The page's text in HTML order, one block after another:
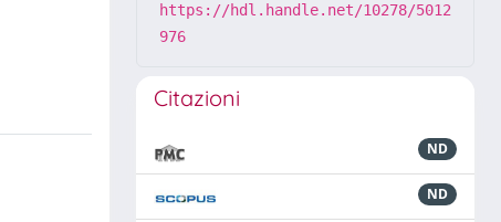
https://hdl.handle.net/10278/5012
976
Citazioni
ND
ND